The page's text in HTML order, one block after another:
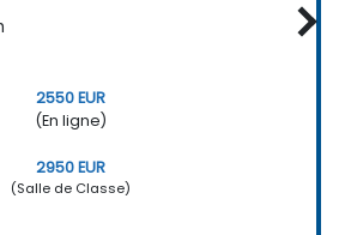
2550 EUR
(En ligne)
2950 EUR
(Salle de Classe)